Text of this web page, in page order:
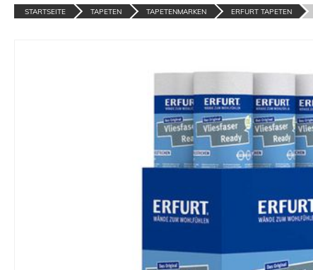
STARTSEITE TAPETEN TAPETENMARKEN ERFURT TAPETEN